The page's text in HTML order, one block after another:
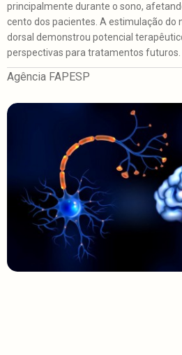
principalmente durante o sono,
cento dos pacientes. A estimulação do
dorsal demonstrou potencial
perspectivas para tratamentos futuros.
Agência FAPESP